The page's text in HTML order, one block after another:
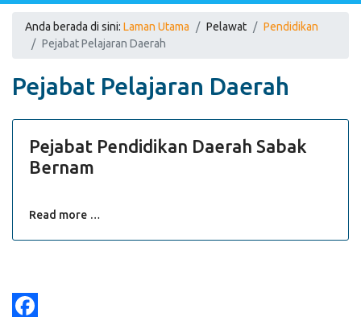
Anda berada di sini: Laman Utama Pelawat
Pendidikan
Pejabat Pelajaran Daerah
Pejabat Pelajaran Daerah
Pejabat Pendidikan Daerah Sabak
Bernam
Read more …